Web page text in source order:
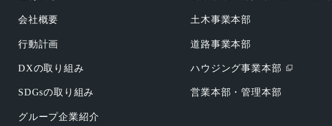
会社概要
行動計画
DXの取り組み
SDGsの取り組み
グループ企業紹介
土木事業本部
道路事業本部
ハウジング事業本部
営業本部・管理本部